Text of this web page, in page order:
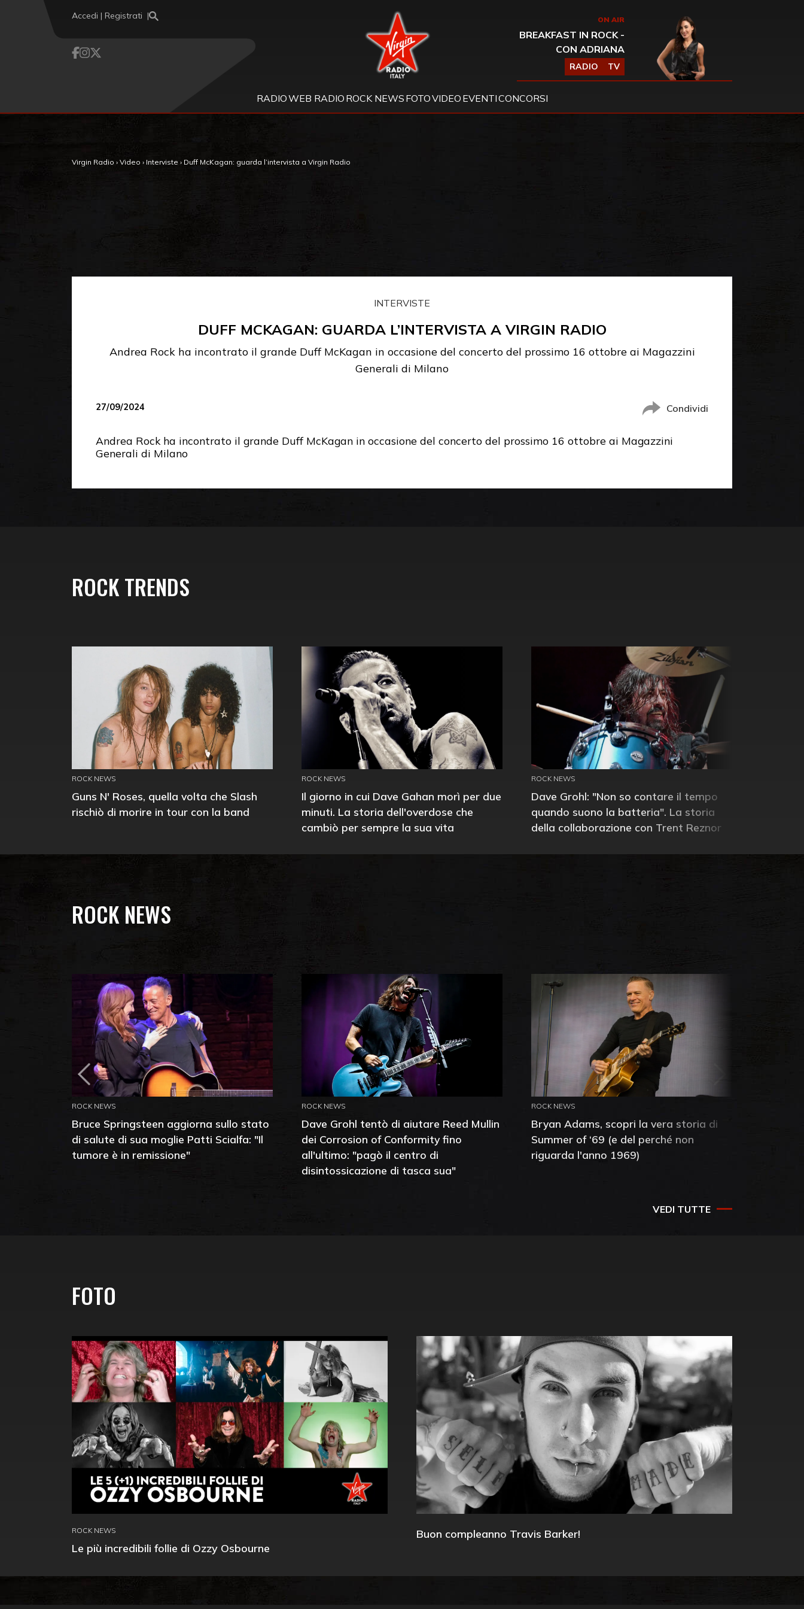
Accedi | Registrati Virgin Radio ON AIR
BREAKFAST IN ROCK -
CON ADRIANA
RADIO TV
RADIOWEB RADIO ROCK NEWS FOTOVIDEO EVENTICONCORSI
Virgin Radio › Video › Interviste › Duff McKagan: guarda l’intervista a Virgin Radio
INTERVISTE
DUFF MCKAGAN: GUARDA L’INTERVISTA A VIRGIN RADIO
Andrea Rock ha incontrato il grande Duff McKagan in occasione del concerto del prossimo 16 ottobre ai Magazzini
Generali di Milano
27/09/2024 Condividi
Andrea Rock ha incontrato il grande Duff McKagan in occasione del concerto del prossimo 16 ottobre ai Magazzini
Generali di Milano
ROCK TRENDS
ROCK NEWS
Guns N' Roses, quella volta che Slash
rischiò di morire in tour con la band
ROCK NEWS
Il giorno in cui Dave Gahan morì per due
minuti. La storia dell'overdose che
cambiò per sempre la sua vita
ROCK NEWS
Dave Grohl: "Non so contare il tempo
quando suono la batteria". La storia
della collaborazione con Trent Reznor
ROCK NEWS
ROCK NEWS
Bruce Springsteen aggiorna sullo stato
di salute di sua moglie Patti Scialfa: "Il
tumore è in remissione"
ROCK NEWS
Dave Grohl tentò di aiutare Reed Mullin
dei Corrosion of Conformity fino
all'ultimo: "pagò il centro di
disintossicazione di tasca sua"
ROCK NEWS
Bryan Adams, scopri la vera storia di
Summer of ‘69 (e del perché non
riguarda l'anno 1969)
VEDI TUTTE
FOTO
ROCK NEWS
Le più incredibili follie di Ozzy Osbourne
Buon compleanno Travis Barker!